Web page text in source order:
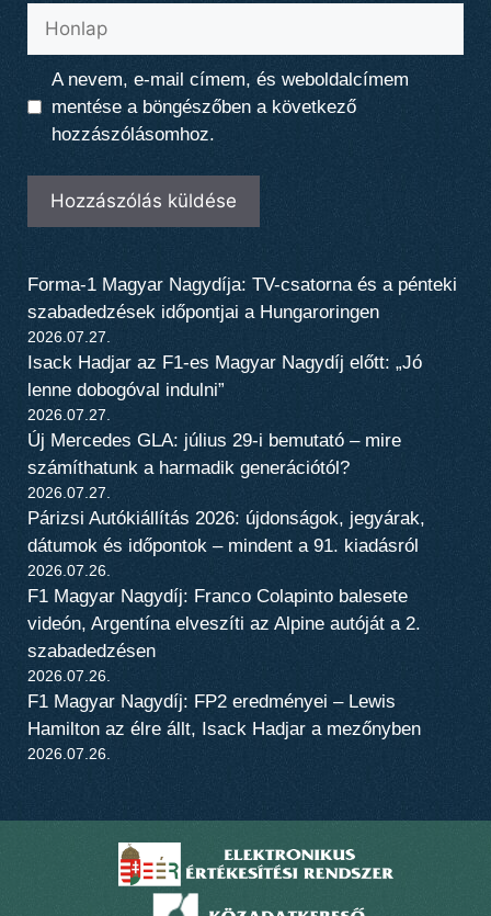
Honlap
A nevem, e-mail címem, és weboldalcímem
mentése a böngészőben a következő
hozzászólásomhoz.
Forma-1 Magyar Nagydíja: TV-csatorna és a pénteki
szabadedzések időpontjai a Hungaroringen
2026.07.27.
Isack Hadjar az F1-es Magyar Nagydíj előtt: „Jó
lenne dobogóval indulni”
2026.07.27.
Új Mercedes GLA: július 29-i bemutató – mire
számíthatunk a harmadik generációtól?
2026.07.27.
Párizsi Autókiállítás 2026: újdonságok, jegyárak,
dátumok és időpontok – mindent a 91. kiadásról
2026.07.26.
F1 Magyar Nagydíj: Franco Colapinto balesete
videón, Argentína elveszíti az Alpine autóját a 2.
szabadedzésen
2026.07.26.
F1 Magyar Nagydíj: FP2 eredményei – Lewis
Hamilton az élre állt, Isack Hadjar a mezőnyben
2026.07.26.